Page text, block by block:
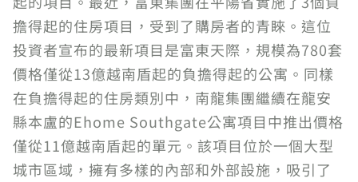
擔得起的住房項目，受到了購房者的青睞。這位
投資者宣布的最新項目是富東天際，規模為780套
價格僅從13億越南盾起的負擔得起的公寓。同樣
在負擔得起的住房類別中，南龍集團繼續在龍安
縣本盧的Ehome Southgate公寓項目中推出價格
僅從11億越南盾起的單元。該項目位於一個大型
城市區域，擁有多樣的內部和外部設施，吸引了